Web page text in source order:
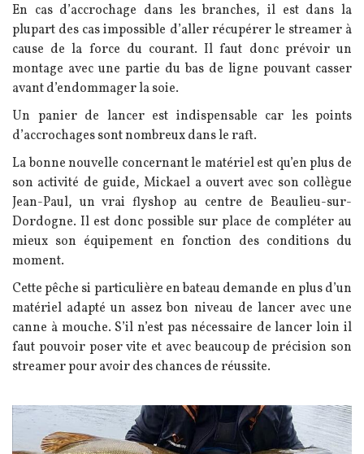
En cas d’accrochage dans les branches, il est dans la
plupart des cas impossible d’aller récupérer le streamer à
cause de la force du courant. Il faut donc prévoir un
montage avec une partie du bas de ligne pouvant casser
avant d’endommager la soie.
Un panier de lancer est indispensable car les points
d’accrochages sont nombreux dans le raft.
La bonne nouvelle concernant le matériel est qu’en plus de
son activité de guide, Mickael a ouvert avec son collègue
Jean-Paul, un vrai flyshop au centre de Beaulieu-sur-
Dordogne. Il est donc possible sur place de compléter au
mieux son équipement en fonction des conditions du
moment.
Cette pêche si particulière en bateau demande en plus d’un
matériel adapté un assez bon niveau de lancer avec une
canne à mouche. S’il n’est pas nécessaire de lancer loin il
faut pouvoir poser vite et avec beaucoup de précision son
streamer pour avoir des chances de réussite.
Image